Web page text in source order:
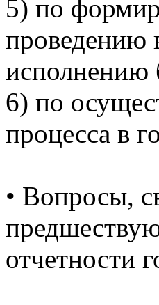
5) по
проведению
исполнению
6) по
процесса в
• Вопросы,
отчетности